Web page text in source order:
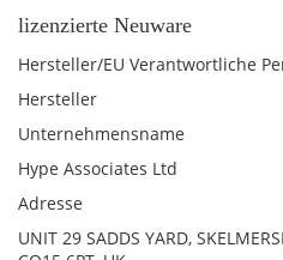
lizenzierte Neuware
Hersteller/EU Verantwortliche
Hersteller
Unternehmensname
Hype Associates Ltd
Adresse
UNIT 29 SADDS YARD,